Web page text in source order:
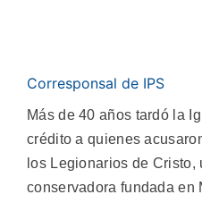
Corresponsal de IPS
Más de 40 años tardó la
crédito a quienes
los Legionarios de Cristo,
conservadora fundada en